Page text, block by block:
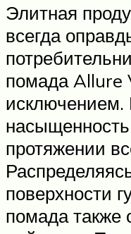
Элитная
всегда
помада Allure
исключением.
протяжении
поверхности
помада также